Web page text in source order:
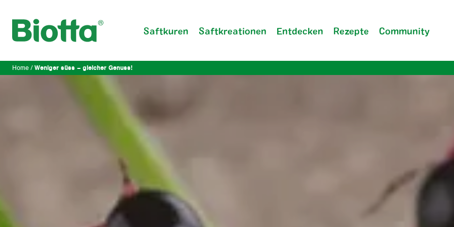
Saftkuren Saftkreationen Entdecken Rezepte Community
Home Weniger süss – gleicher Genuss!